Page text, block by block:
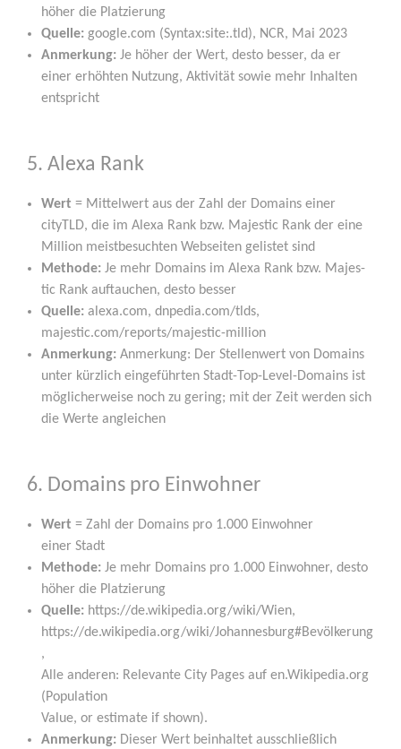
höher die Platzierung
Quel­le: google.com (Syntax:site:.tld), NCR, Mai 2023
Anmer­kung: Je höher der Wert, des­to bes­ser, da er
einer erhöh­ten Nut­zung, Akti­vi­tät sowie mehr Inhal­ten
entspricht
5. Alexa Rank
Wert = Mit­tel­wert aus der Zahl der Domains einer
cityTLD, die im Ale­xa Rank bzw. Maje­s­tic Rank der eine
Mil­li­on meist­be­such­ten Web­sei­ten gelis­tet sind
Metho­de: Je mehr Domains im Ale­xa Rank bzw. Maje­s­
tic Rank auf­tau­chen, des­to besser
Quel­le: alexa.com, dnpedia.com/tlds,
majestic.com/reports/majestic-million
Anmer­kung: Anmer­kung: Der Stel­len­wert von Domains
unter kürz­lich ein­ge­führ­ten Stadt-Top-Level-Domains ist
mög­li­cher­wei­se noch zu gering; mit der Zeit wer­den sich
die Wer­te angleichen
6. Domains pro Einwohner
Wert = Zahl der Domains pro 1.000 Ein­woh­ner
einer Stadt
Metho­de: Je mehr Domains pro 1.000 Ein­woh­ner, des­to
höher die Platzierung
Quel­le: https://de.wikipedia.org/wiki/Wien,
https://de.wikipedia.org/wiki/Johannesburg#Bevölkerung
,
Alle ande­ren: Rele­van­te City Pages auf en.Wikipedia.org
(Popu­la­ti­on
Value, or esti­ma­te if shown).
Anmer­kung: Die­ser Wert beinhal­tet aus­schließ­lich